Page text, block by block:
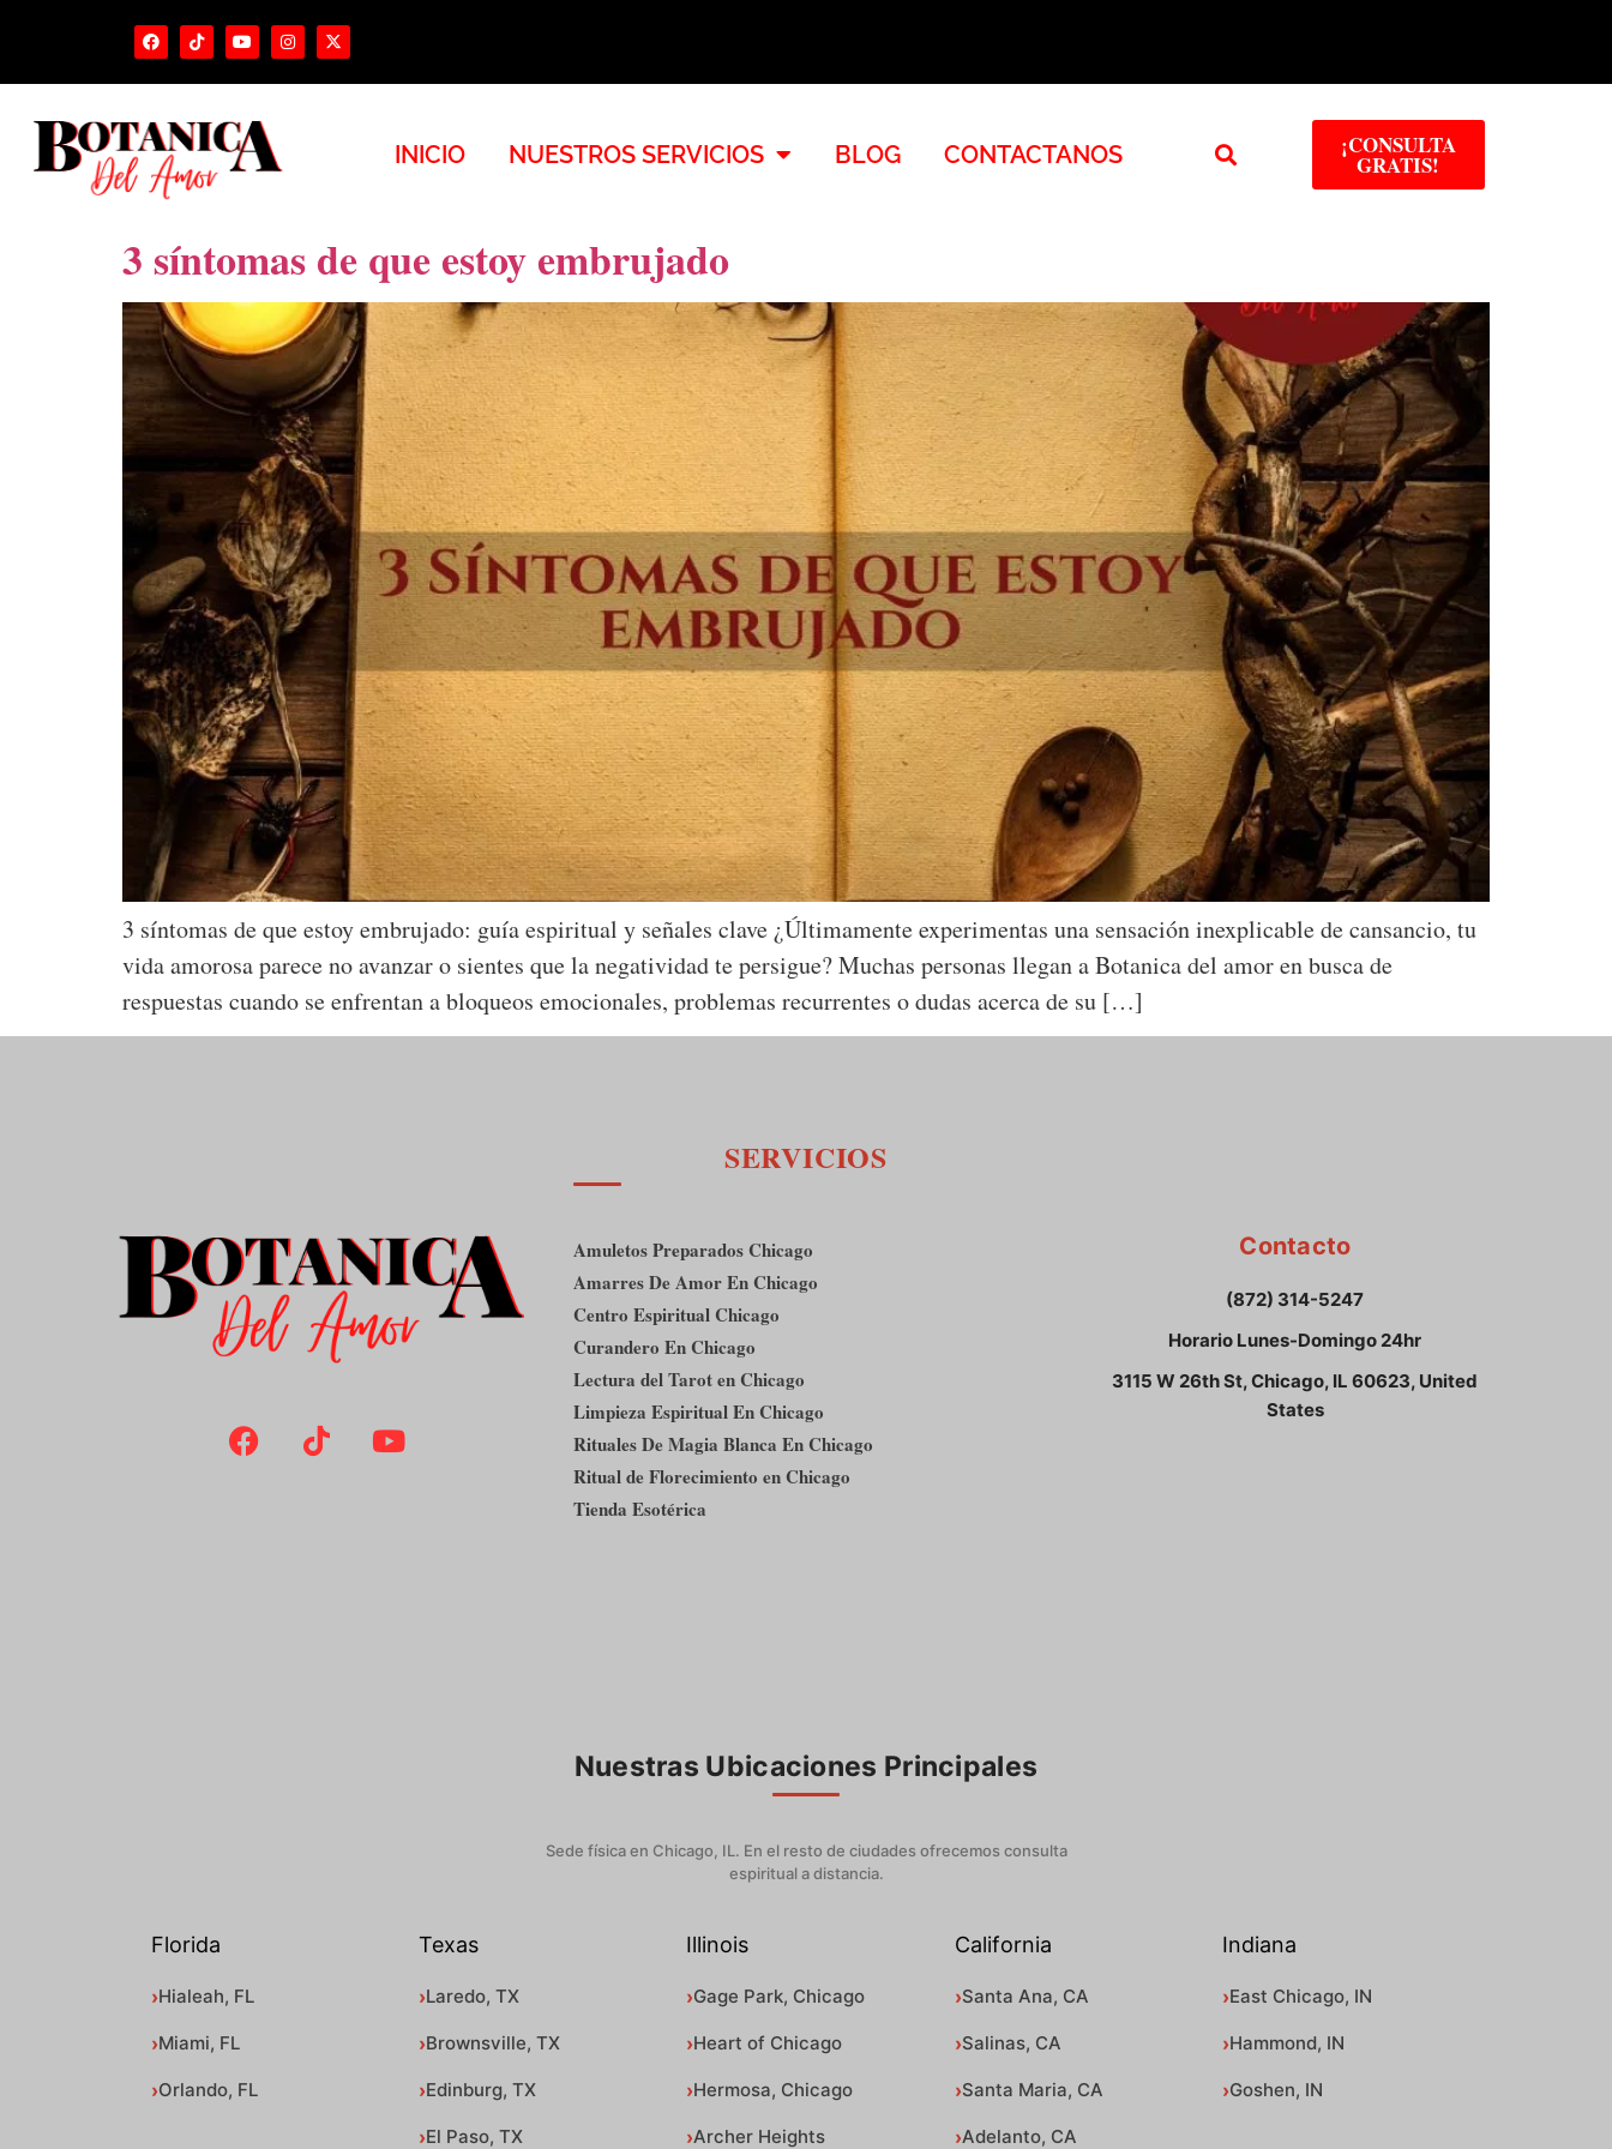
INICIO NUESTROS SERVICIOS BLOG CONTACTANOS ¡CONSULTA
GRATIS!
3 síntomas de que estoy embrujado
3 síntomas de que estoy embrujado: guía espiritual y señales clave ¿Últimamente experimentas una sensación inexplicable de cansancio, tu
vida amorosa parece no avanzar o sientes que la negatividad te persigue? Muchas personas llegan a Botanica del amor en busca de
respuestas cuando se enfrentan a bloqueos emocionales, problemas recurrentes o dudas acerca de su […]
SERVICIOS
Amuletos Preparados Chicago
Amarres De Amor En Chicago
Centro Espiritual Chicago
Curandero En Chicago
Lectura del Tarot en Chicago
Limpieza Espiritual En Chicago
Rituales De Magia Blanca En Chicago
Ritual de Florecimiento en Chicago
Tienda Esotérica
Contacto
(872) 314-5247
Horario Lunes-Domingo 24hr
3115 W 26th St, Chicago, IL 60623, United
States
Nuestras Ubicaciones Principales
Sede física en Chicago, IL. En el resto de ciudades ofrecemos consulta
espiritual a distancia.
Florida
Hialeah, FL
Miami, FL
Orlando, FL
Texas
Laredo, TX
Brownsville, TX
Edinburg, TX
El Paso, TX
Illinois
Gage Park, Chicago
Heart of Chicago
Hermosa, Chicago
Archer Heights
California
Santa Ana, CA
Salinas, CA
Santa Maria, CA
Adelanto, CA
Indiana
East Chicago, IN
Hammond, IN
Goshen, IN